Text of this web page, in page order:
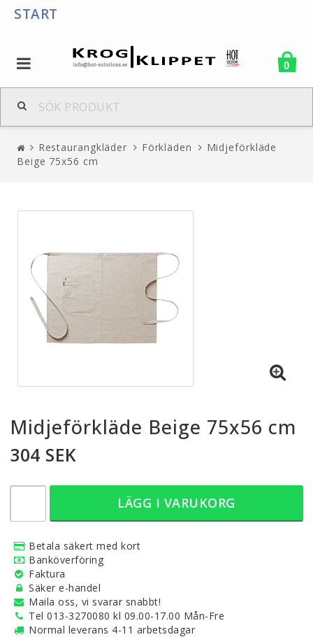
START
0
Restaurangkläder Förkläden
Midjeförkläde
Beige 75x56 cm
Midjeförkläde Beige 75x56 cm
304 SEK
LÄGG I VARUKORG
Betala säkert med kort
Banköverföring
Faktura
Säker e-handel
Maila oss, vi svarar snabbt!
Tel 013-3270080 kl 09.00-17.00 Mån-Fre
Normal leverans 4-11 arbetsdagar